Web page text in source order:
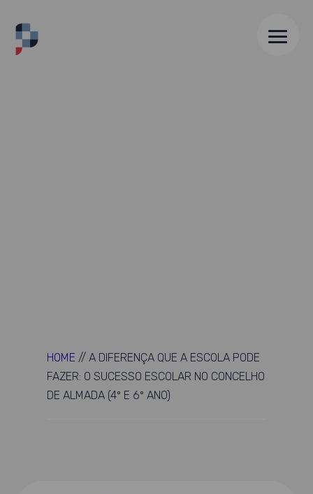
HOME //A DIFERENÇA QUE A ESCOLA PODE
FAZER: O SUCESSO ESCOLAR NO CONCELHO
DE ALMADA (4º E 6º ANO)